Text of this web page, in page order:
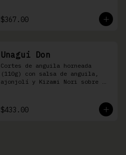
$367.00
Unagui Don
Cortes de anguila horneada
(110g) con salsa de anguila,
ajonjolí y Kizami Nori sobre
$433.00